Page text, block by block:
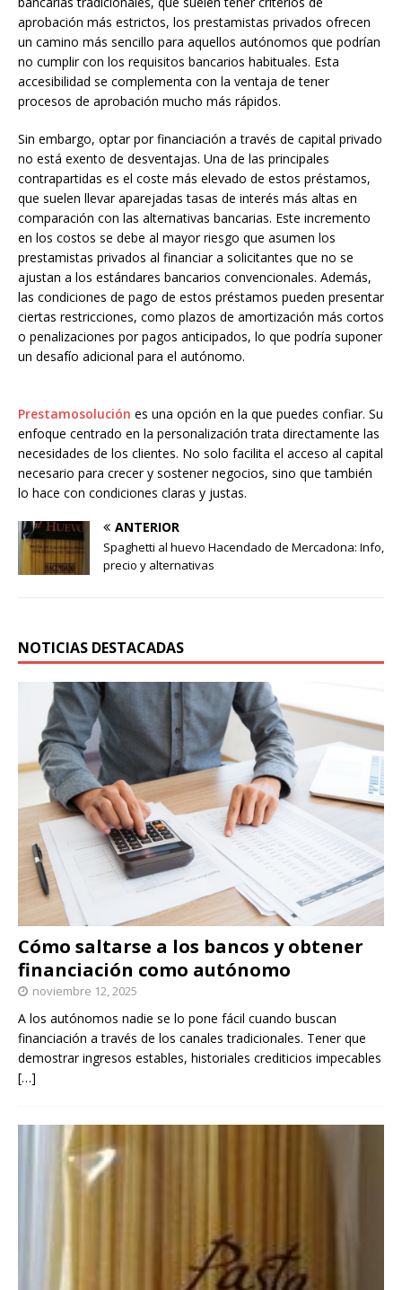
aprobación más estrictos, los prestamistas privados ofrecen
un camino más sencillo para aquellos autónomos que podrían
no cumplir con los requisitos bancarios habituales. Esta
accesibilidad se complementa con la ventaja de tener
procesos de aprobación mucho más rápidos.
Sin embargo, optar por financiación a través de capital privado
no está exento de desventajas. Una de las principales
contrapartidas es el coste más elevado de estos préstamos,
que suelen llevar aparejadas tasas de interés más altas en
comparación con las alternativas bancarias. Este incremento
en los costos se debe al mayor riesgo que asumen los
prestamistas privados al financiar a solicitantes que no se
ajustan a los estándares bancarios convencionales. Además,
las condiciones de pago de estos préstamos pueden presentar
ciertas restricciones, como plazos de amortización más cortos
o penalizaciones por pagos anticipados, lo que podría suponer
un desafío adicional para el autónomo.
Prestamosolución es una opción en la que puedes confiar. Su
enfoque centrado en la personalización trata directamente las
necesidades de los clientes. No solo facilita el acceso al capital
necesario para crecer y sostener negocios, sino que también
lo hace con condiciones claras y justas.
ANTERIOR
Spaghetti al huevo Hacendado de Mercadona: Info,
precio y alternativas
NOTICIAS DESTACADAS
Cómo saltarse a los bancos y obtener
financiación como autónomo
noviembre 12, 2025
A los autónomos nadie se lo pone fácil cuando buscan
financiación a través de los canales tradicionales. Tener que
demostrar ingresos estables, historiales crediticios impecables
[…]